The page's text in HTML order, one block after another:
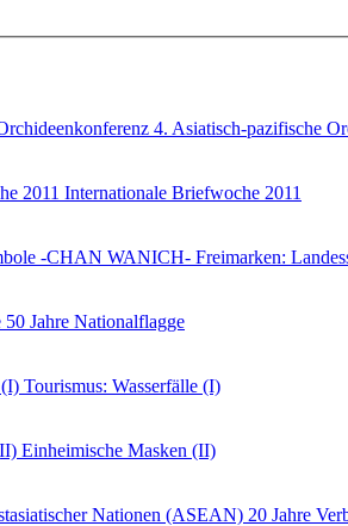
4. Asiatisch-pazifische
Internationale Briefwoche 2011
Freimarken:
50 Jahre Nationalflagge
Tourismus: Wasserfälle (I)
Einheimische Masken (II)
20 Jahre